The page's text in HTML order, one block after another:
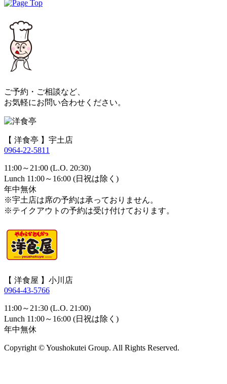
ご予約・ご相談など、
お気軽にお問い合わせください。
【 洋食亭 】宇土店
0964-22-5811
11:00～21:00 (L.O. 20:30)
Lunch 11:00～16:00 (日祝は除く)
年中無休
※宇土店は席の予約は承っておりません。
※テイクアウトの予約は受け付けております。
【 洋食屋 】小川店
0964-43-5766
11:00～21:30 (L.O. 21:00)
Lunch 11:00～16:00 (日祝は除く)
年中無休
Copyright © Youshokutei Group. All Rights Reserved.